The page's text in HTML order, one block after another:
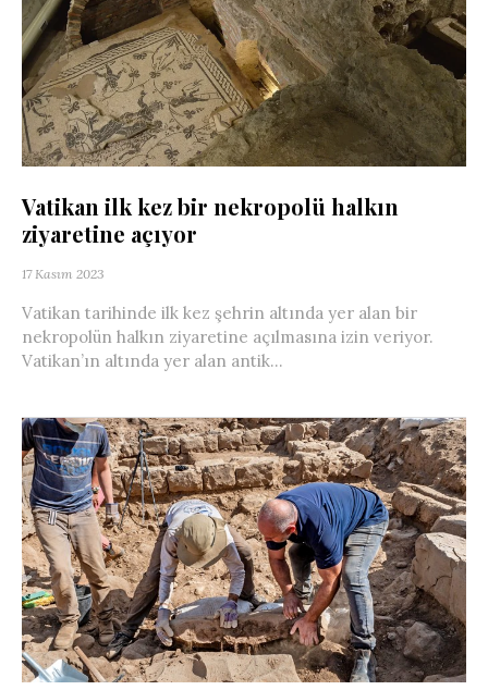
Vatikan ilk kez bir nekropolü halkın
ziyaretine açıyor
17 Kasım 2023
Vatikan tarihinde ilk kez şehrin altında yer alan bir
nekropolün halkın ziyaretine açılmasına izin veriyor.
Vatikan’ın altında yer alan antik...